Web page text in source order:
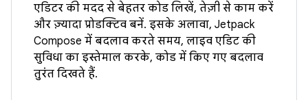
एडिटर की मदद से बेहतर कोड लिखें, तेज़ी से काम करें
और ज़्यादा प्रोडक्टिव बनें. इसके अलावा, Jetpack
Compose में बदलाव करते समय, लाइव एडिट की
सुविधा का इस्तेमाल करके, कोड में किए गए बदलाव
तुरंत दिखते हैं.